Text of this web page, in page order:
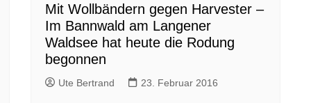
Mit Wollbändern gegen Harvester –
Im Bannwald am Langener
Waldsee hat heute die Rodung
begonnen
Ute Bertrand 23. Februar 2016